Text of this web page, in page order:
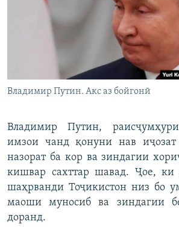
Владимир Путин. Акс аз бойгонӣ
Владимир Путин,
имзои чанд қонуни нав иҷозат
назорат ба кор ва зиндагии
кишвар сахттар шавад. Ҷое, ки
шаҳрванди Тоҷикистон низ бо
маоши муносиб ва зиндагии
доранд.